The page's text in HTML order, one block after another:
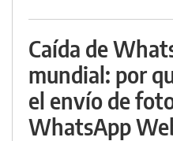
Caída de
mundial: por
el envío de
WhatsApp